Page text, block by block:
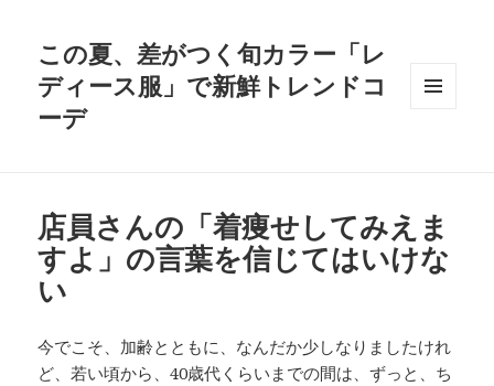
この夏、差がつく旬カラー「レ
ディース服」で新鮮トレンドコ
ーデ
店員さんの「着痩せしてみえま
すよ」の言葉を信じてはいけな
い
今でこそ、加齢とともに、なんだか少しなりましたけれ
ど、若い頃から、40歳代くらいまでの間は、ずっと、ち